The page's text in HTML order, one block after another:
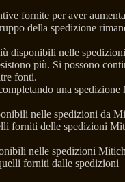
fornite per aver
della spedizione
disponibili nelle spedizioni
più. Si possono
fonti.
una spedizione
nelle spedizioni da
forniti delle spedizioni
nelle spedizioni
forniti dalle spedizioni